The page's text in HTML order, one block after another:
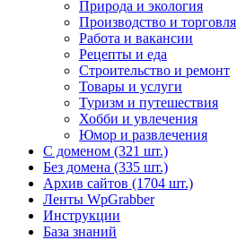
Природа и экология
Производство и торговля
Работа и вакансии
Рецепты и еда
Строительство и ремонт
Товары и услуги
Туризм и путешествия
Хобби и увлечения
Юмор и развлечения
С доменом (321 шт.)
Без домена (335 шт.)
Архив сайтов (1704 шт.)
Ленты WpGrabber
Инструкции
База знаний